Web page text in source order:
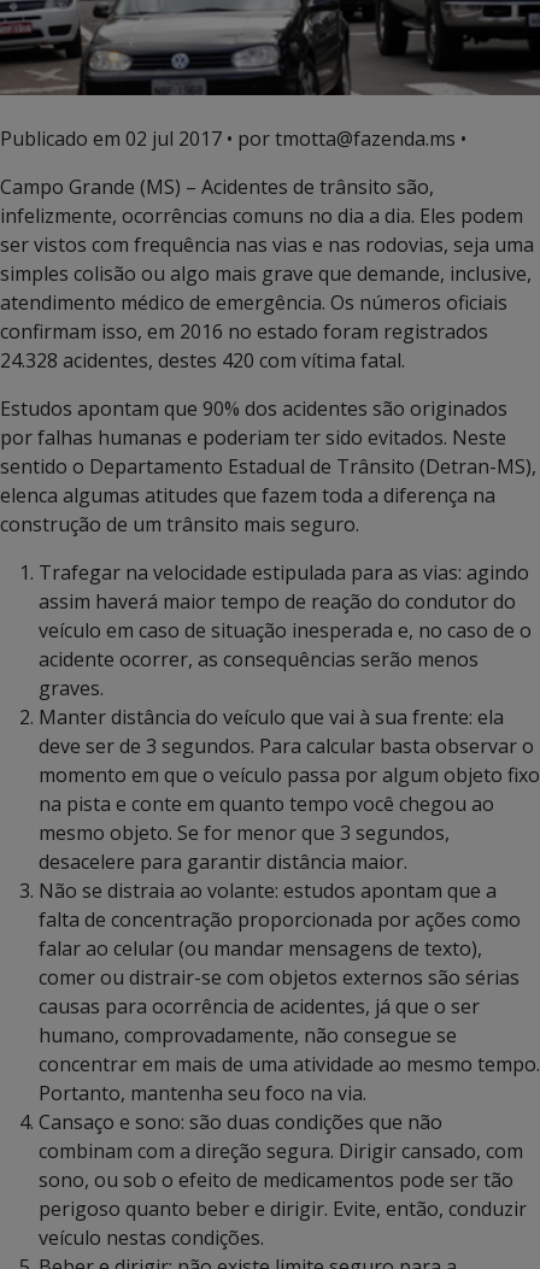
Publicado em 02 jul 2017 • por tmotta@fazenda.ms •
Campo Grande (MS) – Acidentes de trânsito são,
infelizmente, ocorrências comuns no dia a dia. Eles podem
ser vistos com frequência nas vias e nas rodovias, seja uma
simples colisão ou algo mais grave que demande, inclusive,
atendimento médico de emergência. Os números oficiais
confirmam isso, em 2016 no estado foram registrados
24.328 acidentes, destes 420 com vítima fatal.
Estudos apontam que 90% dos acidentes são originados
por falhas humanas e poderiam ter sido evitados. Neste
sentido o Departamento Estadual de Trânsito (Detran-MS),
elenca algumas atitudes que fazem toda a diferença na
construção de um trânsito mais seguro.
Trafegar na velocidade estipulada para as vias: agindo
assim haverá maior tempo de reação do condutor do
veículo em caso de situação inesperada e, no caso de o
acidente ocorrer, as consequências serão menos
graves.
Manter distância do veículo que vai à sua frente: ela
deve ser de 3 segundos. Para calcular basta observar o
momento em que o veículo passa por algum objeto fixo
na pista e conte em quanto tempo você chegou ao
mesmo objeto. Se for menor que 3 segundos,
desacelere para garantir distância maior.
Não se distraia ao volante: estudos apontam que a
falta de concentração proporcionada por ações como
falar ao celular (ou mandar mensagens de texto),
comer ou distrair-se com objetos externos são sérias
causas para ocorrência de acidentes, já que o ser
humano, comprovadamente, não consegue se
concentrar em mais de uma atividade ao mesmo tempo.
Portanto, mantenha seu foco na via.
Cansaço e sono: são duas condições que não
combinam com a direção segura. Dirigir cansado, com
sono, ou sob o efeito de medicamentos pode ser tão
perigoso quanto beber e dirigir. Evite, então, conduzir
veículo nestas condições.